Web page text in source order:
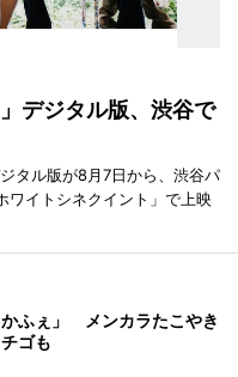
デジタル版、渋谷で
タル版が8月7日から、渋谷パ
ワイトシネクイント」で上映
ふぇ」 メンカラたこやき
ゴも